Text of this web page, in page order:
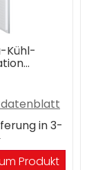
Kühl-
in 3-
Produkt